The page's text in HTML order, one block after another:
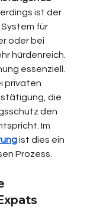
ist der
für
oder bei
hürdenreich.
essenziell.
privaten
die
den
Im
ist dies ein
Prozess.